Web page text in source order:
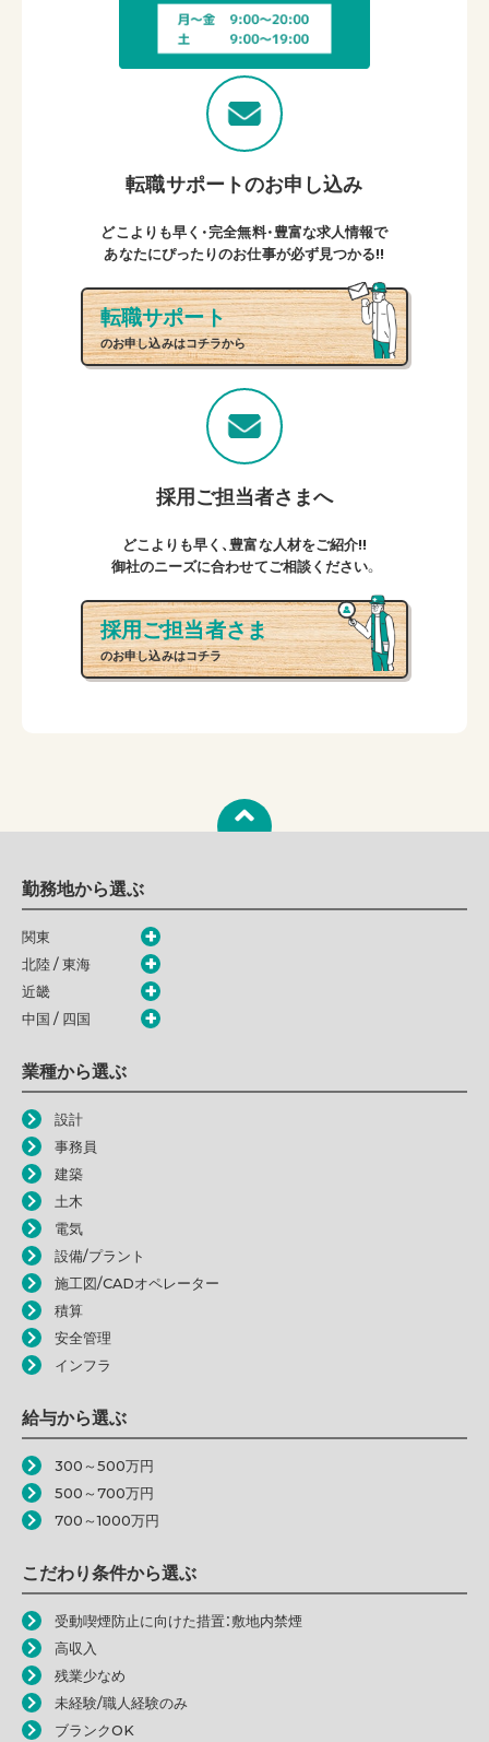
転職サポートのお申し込み
どこよりも早く・完全無料・豊富な求人情報で
あなたにぴったりのお仕事が必ず見つかる!!
転職サポート
のお申し込みはコチラから
採用ご担当者さまへ
どこよりも早く、豊富な人材をご紹介!!
御社のニーズに合わせてご相談ください。
採用ご担当者さま
のお申し込みはコチラ
勤務地から選ぶ
関東
北陸 / 東海
近畿
中国 / 四国
業種から選ぶ
設計
事務員
建築
土木
電気
設備/プラント
施工図/CADオペレーター
積算
安全管理
インフラ
給与から選ぶ
300～500万円
500～700万円
700～1000万円
こだわり条件から選ぶ
受動喫煙防止に向けた措置：敷地内禁煙
高収入
残業少なめ
未経験/職人経験のみ
ブランクOK